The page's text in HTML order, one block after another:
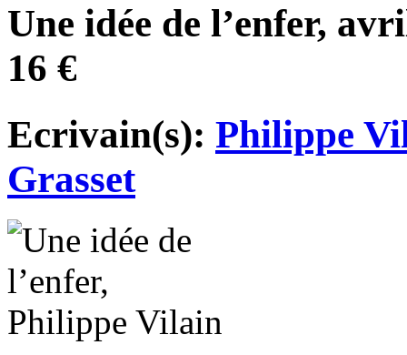
Une idée de l’enfer,
16 €
Ecrivain(s): Philippe
Grasset